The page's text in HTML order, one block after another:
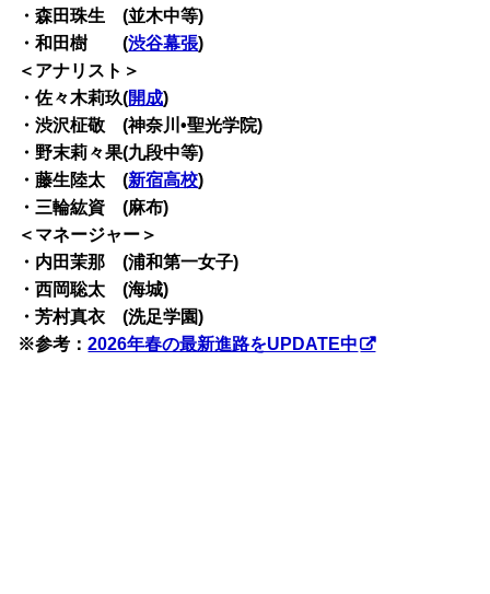
・森田珠生 (並木中等)
・和田樹 (渋谷幕張)
＜アナリスト＞
・佐々木莉玖(開成)
・渋沢柾敬 (神奈川•聖光学院)
・野末莉々果(九段中等)
・藤生陸太 (新宿高校)
・三輪紘資 (麻布)
＜マネージャー＞
・内田茉那 (浦和第一女子)
・西岡聡太 (海城)
・芳村真衣 (洗足学園)
※参考：2026年春の最新進路をUPDATE中